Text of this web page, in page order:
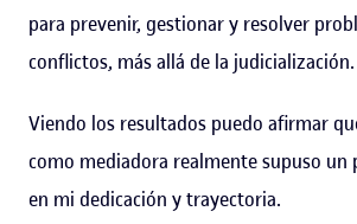
para prevenir, gestionar y resolver
conflictos, más allá de la judicialización.
Viendo los resultados puedo afirmar
como mediadora realmente supuso
en mi dedicación y trayectoria.